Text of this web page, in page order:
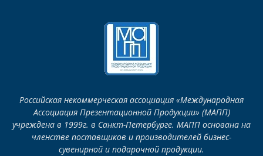
Российская некоммерческая ассоциация «Международная
Ассоциация Презентационной Продукции» (МАПП)
учреждена в 1999г. в Санкт-Петербурге. МАПП основана на
членстве поставщиков и производителей бизнес-
сувенирной и подарочной продукции.